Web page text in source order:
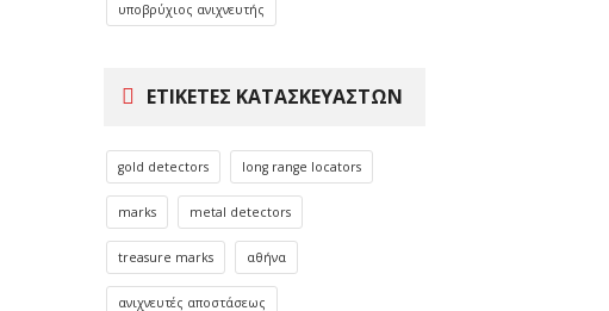
υποβρύχιος ανιχνευτής
ΕΤΙΚΈΤΕΣ ΚΑΤΑΣΚΕΥΑΣΤΏΝ
gold detectors long range locators
marks metal detectors
treasure marks αθήνα
ανιχνευτές αποστάσεως